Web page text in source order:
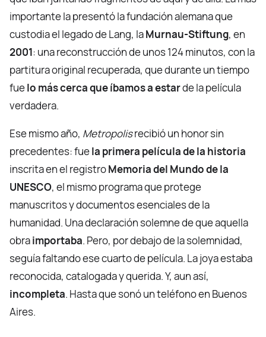
importante la presentó la fundación alemana que
custodia el legado de Lang, laMurnau-Stiftung, en
2001: una reconstrucción de unos 124 minutos, con la
partitura original recuperada, que durante un tiempo
fuelo más cerca que íbamos a estarde la película
verdadera.
Ese mismo año, Metropolisrecibió un honor sin
precedentes: fuela primera película de la historia
inscrita en el registroMemoria del Mundo de la
UNESCO, el mismo programa que protege
manuscritos y documentos esenciales de la
humanidad. Una declaración solemne de que aquella
obraimportaba. Pero, por debajo de la solemnidad,
seguía faltando ese cuarto de película. La joya estaba
reconocida, catalogada y querida. Y, aun así,
incompleta. Hasta que sonó un teléfono en Buenos
Aires.